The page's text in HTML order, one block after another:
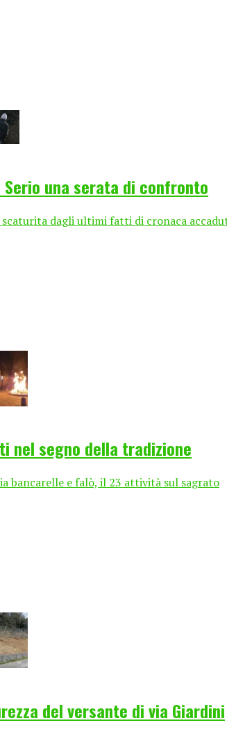
una serata di confronto
dagli ultimi fatti di cronaca
nel segno della tradizione
bancarelle e falò, il 23 attività sul sagrato
del versante di via Giardini